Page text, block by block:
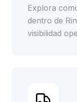
Explora
dentro de
visibilidad